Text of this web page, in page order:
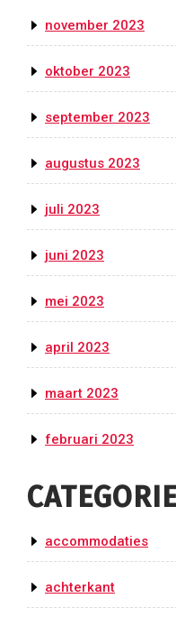
november 2023
oktober 2023
september 2023
augustus 2023
juli 2023
juni 2023
mei 2023
april 2023
maart 2023
februari 2023
accommodaties
achterkant